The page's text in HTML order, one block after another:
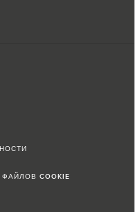
COOKIE